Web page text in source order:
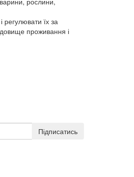
регулювати їх за
проживання і
Підписатись